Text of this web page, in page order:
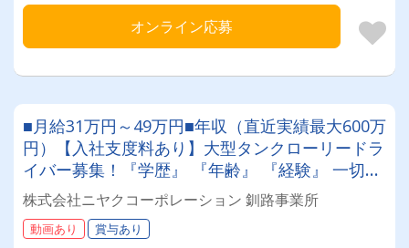
オンライン応募
■月給31万円～49万円■年収（直近実績最大600万
円）【入社支度料あり】大型タンクローリードラ
イバー募集！『学歴』 『年齢』 『経験』 一切不
問◎男女問わず活躍できる環境です。
株式会社ニヤクコーポレーション 釧路事業所
動画あり 賞与あり